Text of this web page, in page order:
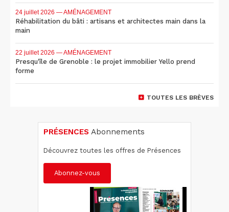
24 juillet 2026 — AMÉNAGEMENT
Réhabilitation du bâti : artisans et architectes main dans la
main
22 juillet 2026 — AMÉNAGEMENT
Presqu'île de Grenoble : le projet immobilier Yello prend
forme
TOUTES LES BRÈVES
PRÉSENCES Abonnements
Découvrez toutes les offres de Présences
Abonnez-vous